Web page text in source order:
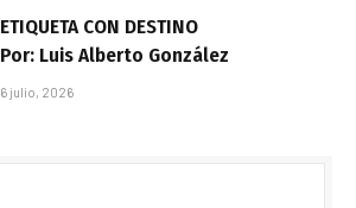
ETIQUETA CON DESTINO
Por: Luis Alberto González
6 julio, 2026